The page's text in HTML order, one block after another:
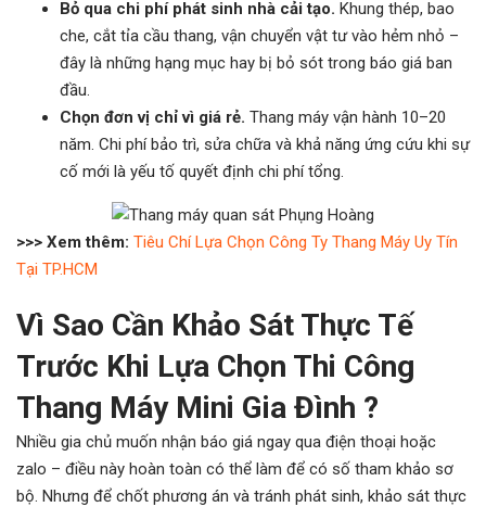
Bỏ qua chi phí phát sinh nhà cải tạo. Khung thép, bao
che, cắt tỉa cầu thang, vận chuyển vật tư vào hẻm nhỏ –
đây là những hạng mục hay bị bỏ sót trong báo giá ban
đầu.
Chọn đơn vị chỉ vì giá rẻ. Thang máy vận hành 10–20
năm. Chi phí bảo trì, sửa chữa và khả năng ứng cứu khi sự
cố mới là yếu tố quyết định chi phí tổng.
>>> Xem thêm: Tiêu Chí Lựa Chọn Công Ty Thang Máy Uy Tín
Tại TP.HCM
Vì Sao Cần Khảo Sát Thực Tế
Trước Khi Lựa Chọn Thi Công
Thang Máy Mini Gia Đình ?
Nhiều gia chủ muốn nhận báo giá ngay qua điện thoại hoặc
zalo – điều này hoàn toàn có thể làm để có số tham khảo sơ
bộ. Nhưng để chốt phương án và tránh phát sinh, khảo sát thực